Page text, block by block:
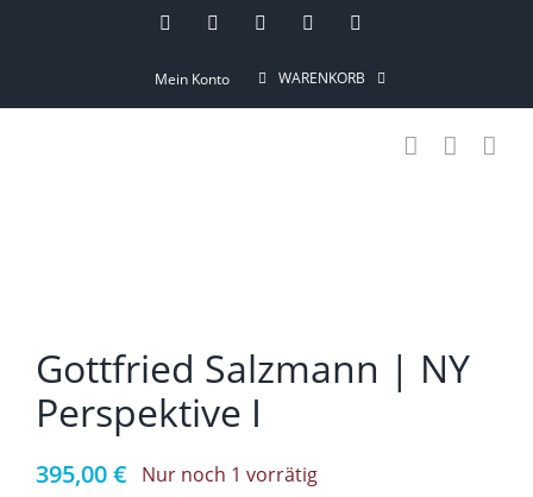
InstagramPinterestFacebookYouTube
Mein Konto WARENKORB
Gottfried Salzmann | NY
Perspektive I
395,00€ Nur noch 1 vorrätig